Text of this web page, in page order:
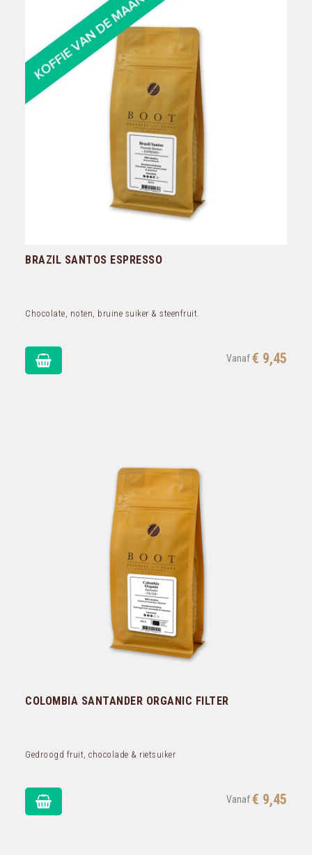
BRAZIL SANTOS ESPRESSO
Chocolate, noten, bruine suiker & steenfruit.
€ 9,45
COLOMBIA SANTANDER ORGANIC FILTER
Gedroogd fruit, chocolade & rietsuiker
€ 9,45